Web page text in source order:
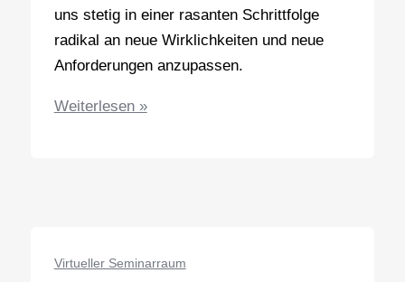
uns stetig in einer rasanten Schrittfolge
radikal an neue Wirklichkeiten und neue
Anforderungen anzupassen.
Fest
trainieren
Weiterlesen »
Virtueller Seminarraum